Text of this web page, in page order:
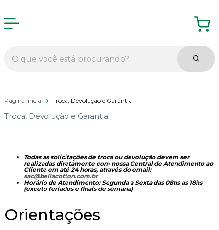
Página Inicial Troca, Devolução e Garantia
Troca, Devolução e Garantia
Todas as solicitações de troca ou devolução devem ser
realizadas diretamente com nossa Central de Atendimento ao
Cliente em até 24 horas, através do email:
sac@bellacotton.com.br
Horário de Atendimento: Segunda a Sexta das 08hs as 18hs
(exceto feriados e finais de semana)
Orientações